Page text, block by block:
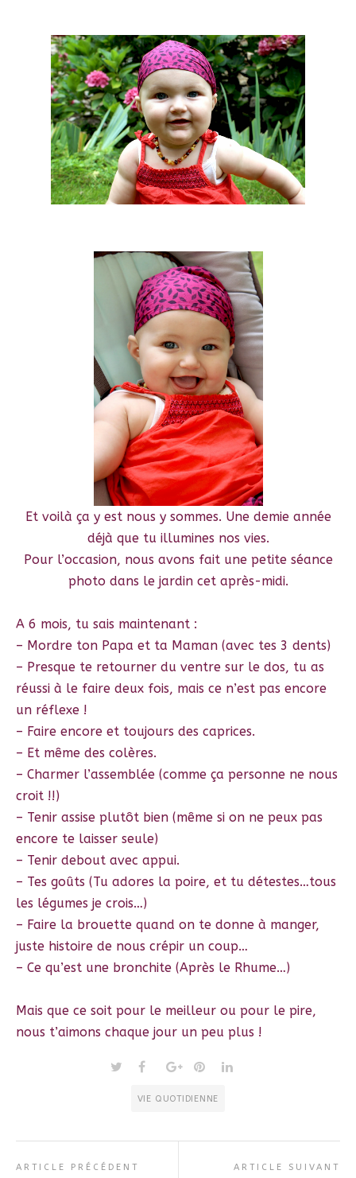
Et voilà ça y est nous y sommes. Une demie année
déjà que tu illumines nos vies.
Pour l’occasion, nous avons fait une petite séance
photo dans le jardin cet après-midi.
A 6 mois, tu sais maintenant :
– Mordre ton Papa et ta Maman (avec tes 3 dents)
– Presque te retourner du ventre sur le dos, tu as
réussi à le faire deux fois, mais ce n’est pas encore
un réflexe !
– Faire encore et toujours des caprices.
– Et même des colères.
– Charmer l’assemblée (comme ça personne ne nous
croit !!)
– Tenir assise plutôt bien (même si on ne peux pas
encore te laisser seule)
– Tenir debout avec appui.
– Tes goûts (Tu adores la poire, et tu détestes…tous
les légumes je crois…)
– Faire la brouette quand on te donne à manger,
juste histoire de nous crépir un coup…
– Ce qu’est une bronchite (Après le Rhume…)
Mais que ce soit pour le meilleur ou pour le pire,
nous t’aimons chaque jour un peu plus !
VIE QUOTIDIENNE
ARTICLE PRÉCÉDENT ARTICLE SUIVANT